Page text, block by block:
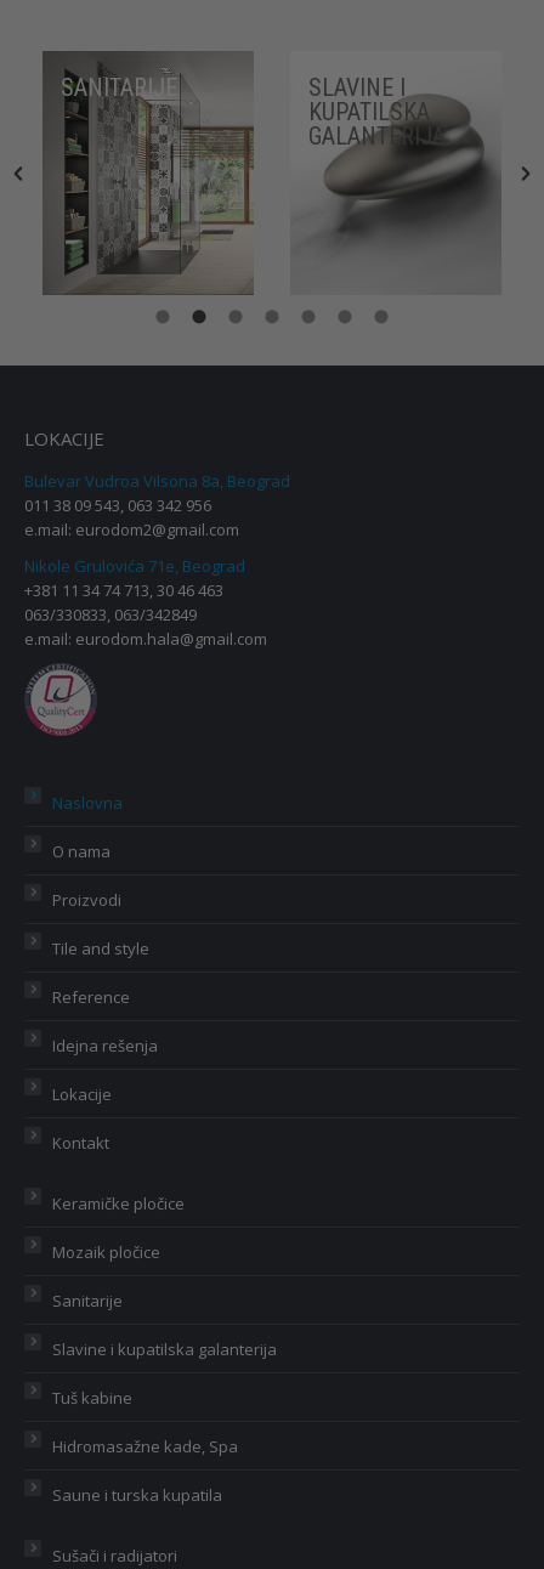
SANITARIJE
SLAVINE I
KUPATILSKA
GALANTERIJA
LOKACIJE
Bulevar Vudroa Vilsona 8a, Beograd
011 38 09 543, 063 342 956
e.mail: eurodom2@gmail.com
Nikole Grulovića 71e, Beograd
+381 11 34 74 713, 30 46 463
063/330833, 063/342849
e.mail: eurodom.hala@gmail.com
Naslovna
O nama
Proizvodi
Tile and style
Reference
Idejna rešenja
Lokacije
Kontakt
Keramičke pločice
Mozaik pločice
Sanitarije
Slavine i kupatilska galanterija
Tuš kabine
Hidromasažne kade, Spa
Saune i turska kupatila
Sušači i radijatori